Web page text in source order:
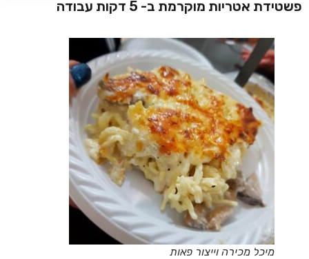
פשטידת אטריות מוקרמת ב- 5 דקות עבודה
מיכל מכירה וייצור פאות